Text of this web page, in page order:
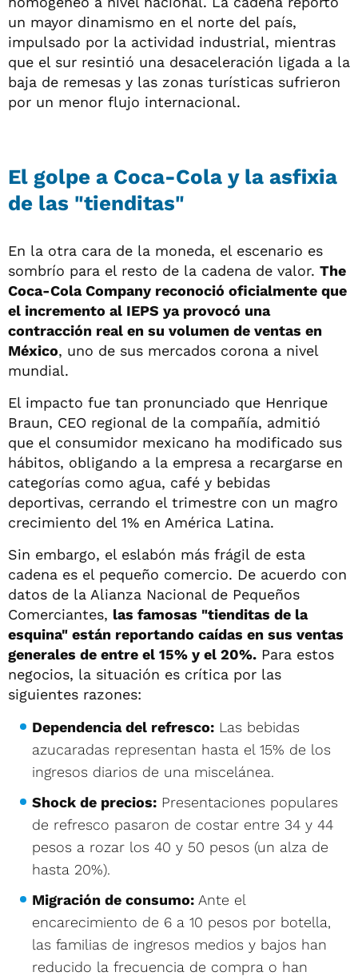
un mayor dinamismo en el norte del país,
impulsado por la actividad industrial, mientras
que el sur resintió una desaceleración ligada a la
baja de remesas y las zonas turísticas sufrieron
por un menor flujo internacional.
El golpe a Coca-Cola y la asfixia
de las "tienditas"
En la otra cara de la moneda, el escenario es
sombrío para el resto de la cadena de valor. The
Coca-Cola Company reconoció oficialmente que
el incremento al IEPS ya provocó una
contracción real en su volumen de ventas en
México, uno de sus mercados corona a nivel
mundial.
El impacto fue tan pronunciado que Henrique
Braun, CEO regional de la compañía, admitió
que el consumidor mexicano ha modificado sus
hábitos, obligando a la empresa a recargarse en
categorías como agua, café y bebidas
deportivas, cerrando el trimestre con un magro
crecimiento del 1% en América Latina.
Sin embargo, el eslabón más frágil de esta
cadena es el pequeño comercio. De acuerdo con
datos de la Alianza Nacional de Pequeños
Comerciantes, las famosas "tienditas de la
esquina" están reportando caídas en sus ventas
generales de entre el 15% y el 20%. Para estos
negocios, la situación es crítica por las
siguientes razones:
Dependencia del refresco: Las bebidas
azucaradas representan hasta el 15% de los
ingresos diarios de una miscelánea.
Shock de precios: Presentaciones populares
de refresco pasaron de costar entre 34 y 44
pesos a rozar los 40 y 50 pesos (un alza de
hasta 20%).
Migración de consumo: Ante el
encarecimiento de 6 a 10 pesos por botella,
las familias de ingresos medios y bajos han
reducido la frecuencia de compra o han